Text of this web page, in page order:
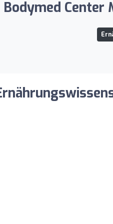
Bodymed Center